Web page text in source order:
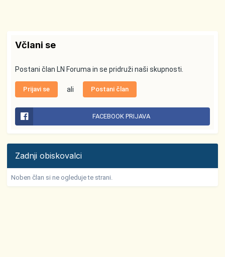
Včlani se
Postani član LN Foruma in se pridruži naši skupnosti.
Prijavi se ali Postani član
FACEBOOK PRIJAVA
Zadnji obiskovalci
Noben član si ne ogleduje te strani.